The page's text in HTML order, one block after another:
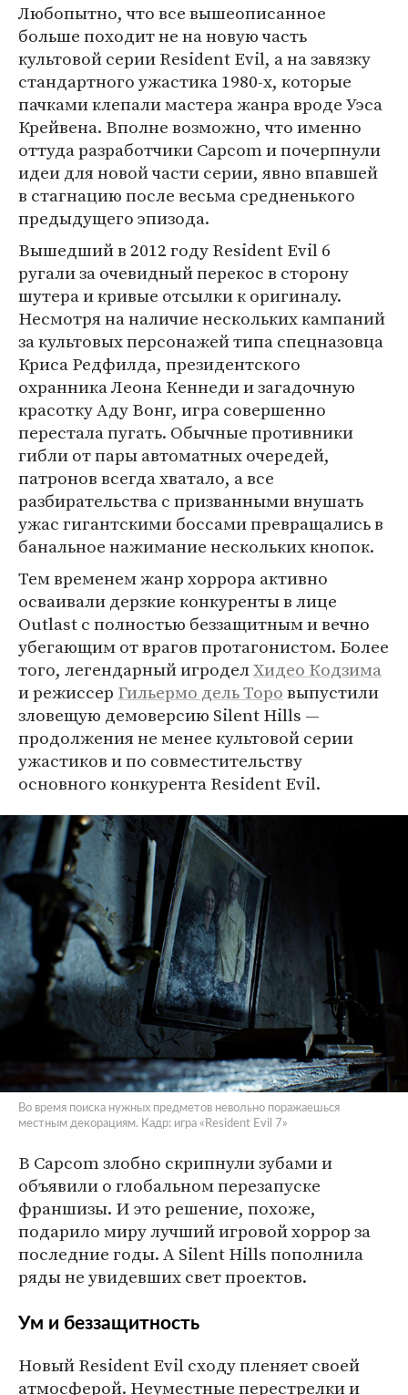
Любопытно, что все вышеописанное
больше походит не на новую часть
культовой серии Resident Evil, а на завязку
стандартного ужастика 1980-х, которые
пачками клепали мастера жанра вроде Уэса
Крейвена. Вполне возможно, что именно
оттуда разработчики Capcom и почерпнули
идеи для новой части серии, явно впавшей
в стагнацию после весьма средненького
предыдущего эпизода.
Вышедший в 2012 году Resident Evil 6
ругали за очевидный перекос в сторону
шутера и кривые отсылки к оригиналу.
Несмотря на наличие нескольких кампаний
за культовых персонажей типа спецназовца
Криса Редфилда, президентского
охранника Леона Кеннеди и загадочную
красотку Аду Вонг, игра совершенно
перестала пугать. Обычные противники
гибли от пары автоматных очередей,
патронов всегда хватало, а все
разбирательства с призванными внушать
ужас гигантскими боссами превращались в
банальное нажимание нескольких кнопок.
Тем временем жанр хоррора активно
осваивали дерзкие конкуренты в лице
Outlast с полностью беззащитным и вечно
убегающим от врагов протагонистом. Более
того, легендарный игроделХидео Кодзима
и режиссер Гильермо дель Торовыпустили
зловещую демоверсию Silent Hills —
продолжения не менее культовой серии
ужастиков и по совместительству
основного конкурента Resident Evil.
Во время поиска нужных предметов невольно поражаешься
местным декорациям. Кадр: игра «Resident Evil 7»
В Capcom злобно скрипнули зубами и
объявили о глобальном перезапуске
франшизы. И это решение, похоже,
подарило миру лучший игровой хоррор за
последние годы. А Silent Hills пополнила
ряды не увидевших свет проектов.
Ум и беззащитность
Новый Resident Evil сходу пленяет своей
атмосферой. Неуместные перестрелки и